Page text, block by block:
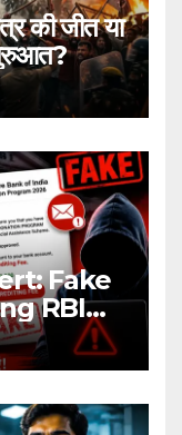
की जीत या
Fake
RBI